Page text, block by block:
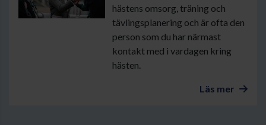
hästens omsorg, träning och
tävlingsplanering och är ofta den
person som du har närmast
kontakt med i vardagen kring
hästen.
Läs mer